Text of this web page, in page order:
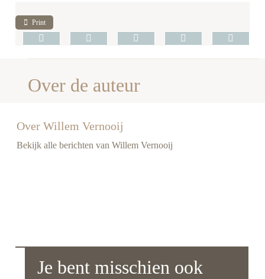
Print
Over de auteur
Over Willem Vernooij
Bekijk alle berichten van Willem Vernooij
Je bent misschien ook